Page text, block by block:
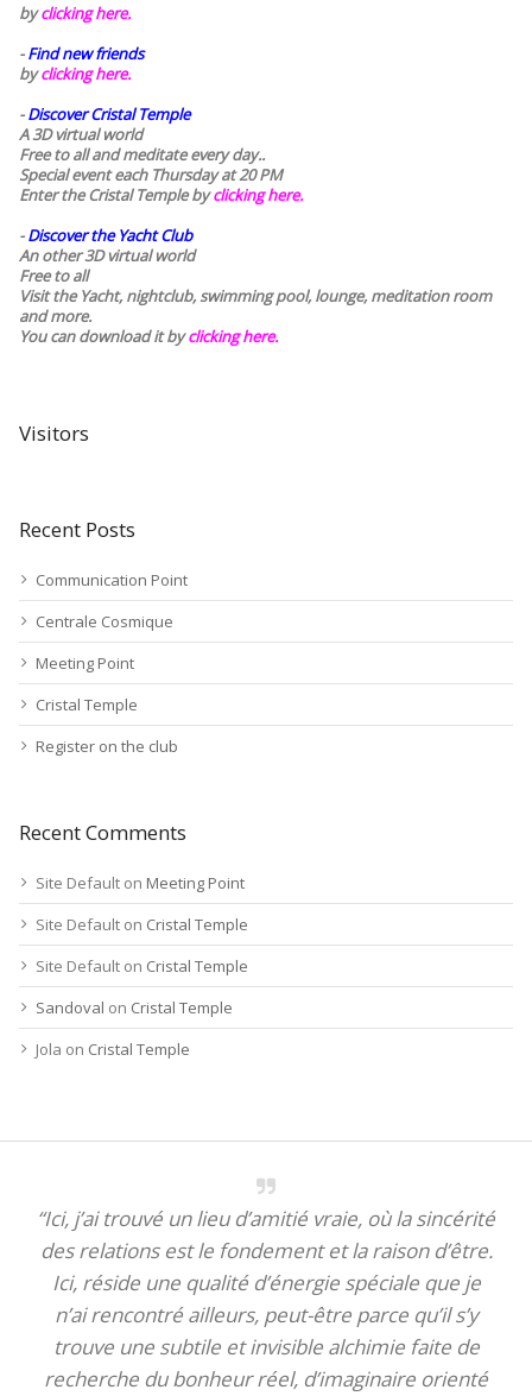
byclicking here.
-Find new friends
byclicking here.
-Discover Cristal Temple
A 3D virtual world
Free to all and meditate every day..
Special event each Thursday at 20 PM
Enter the Cristal Temple byclicking here.
-Discover the Yacht Club
An other 3D virtual world
Free to all
Visit the Yacht, nightclub, swimming pool, lounge, meditation room
and more.
You can download it byclicking here.
Visitors
Recent Posts
Communication Point
Centrale Cosmique
Meeting Point
Cristal Temple
Register on the club
Recent Comments
Site Default on Meeting Point
Site Default on Cristal Temple
Site Default on Cristal Temple
Sandoval on Cristal Temple
Jola on Cristal Temple
“Ici, j’ai trouvé un lieu d’amitié vraie, où la sincérité
des relations est le fondement et la raison d’être.
Ici, réside une qualité d’énergie spéciale que je
n’ai rencontré ailleurs, peut-être parce qu’il s’y
trouve une subtile et invisible alchimie faite de
recherche du bonheur réel, d’imaginaire orienté